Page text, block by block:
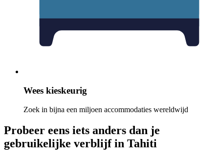
Wees kieskeurig
Zoek in bijna een miljoen accommodaties wereldwijd
Probeer eens iets anders dan je
gebruikelijke verblijf in Tahiti